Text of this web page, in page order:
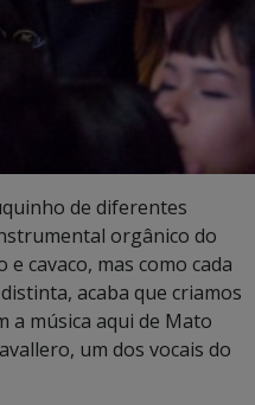
de diferentes
orgânico do
cavaco, mas como cada
acaba que criamos
a música aqui de Mato
um dos vocais do